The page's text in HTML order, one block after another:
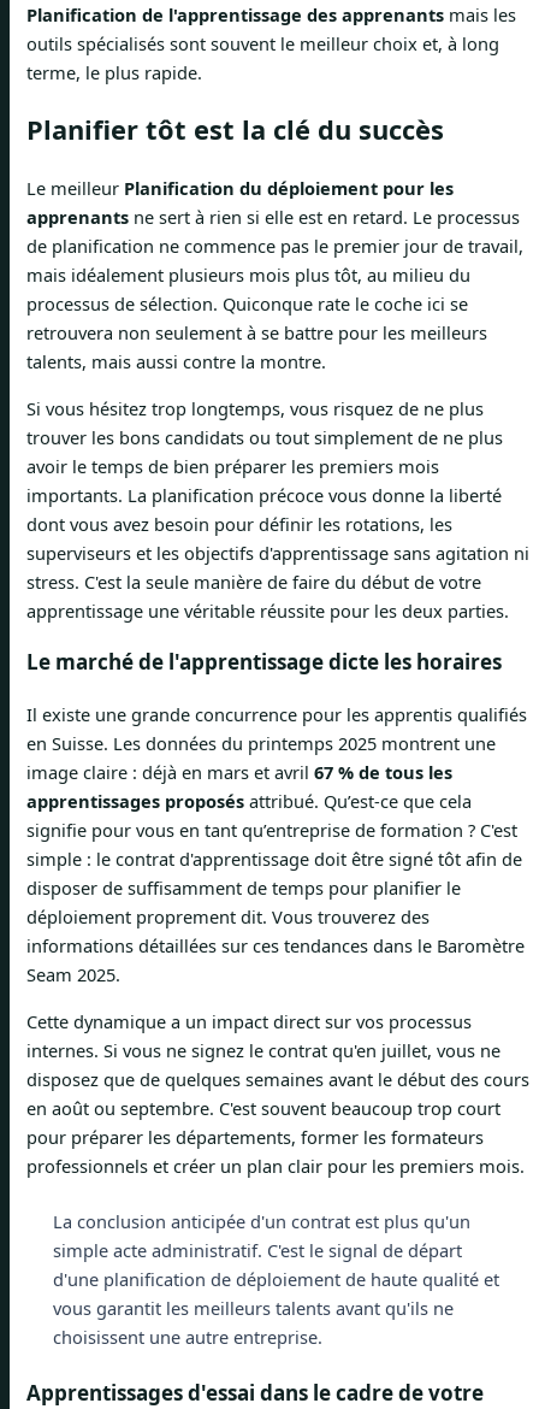
Planification de l'apprentissage des apprenants mais les
outils spécialisés sont souvent le meilleur choix et, à long
terme, le plus rapide.
Planifier tôt est la clé du succès
Le meilleur Planification du déploiement pour les
apprenants ne sert à rien si elle est en retard. Le processus
de planification ne commence pas le premier jour de travail,
mais idéalement plusieurs mois plus tôt, au milieu du
processus de sélection. Quiconque rate le coche ici se
retrouvera non seulement à se battre pour les meilleurs
talents, mais aussi contre la montre.
Si vous hésitez trop longtemps, vous risquez de ne plus
trouver les bons candidats ou tout simplement de ne plus
avoir le temps de bien préparer les premiers mois
importants. La planification précoce vous donne la liberté
dont vous avez besoin pour définir les rotations, les
superviseurs et les objectifs d'apprentissage sans agitation ni
stress. C'est la seule manière de faire du début de votre
apprentissage une véritable réussite pour les deux parties.
Le marché de l'apprentissage dicte les horaires
Il existe une grande concurrence pour les apprentis qualifiés
en Suisse. Les données du printemps 2025 montrent une
image claire : déjà en mars et avril 67 % de tous les
apprentissages proposés attribué. Qu’est-ce que cela
signifie pour vous en tant qu’entreprise de formation ? C'est
simple : le contrat d'apprentissage doit être signé tôt afin de
disposer de suffisamment de temps pour planifier le
déploiement proprement dit. Vous trouverez des
informations détaillées sur ces tendances dans le Baromètre
Seam 2025.
Cette dynamique a un impact direct sur vos processus
internes. Si vous ne signez le contrat qu'en juillet, vous ne
disposez que de quelques semaines avant le début des cours
en août ou septembre. C'est souvent beaucoup trop court
pour préparer les départements, former les formateurs
professionnels et créer un plan clair pour les premiers mois.
La conclusion anticipée d'un contrat est plus qu'un
simple acte administratif. C'est le signal de départ
d'une planification de déploiement de haute qualité et
vous garantit les meilleurs talents avant qu'ils ne
choisissent une autre entreprise.
Apprentissages d'essai dans le cadre de votre